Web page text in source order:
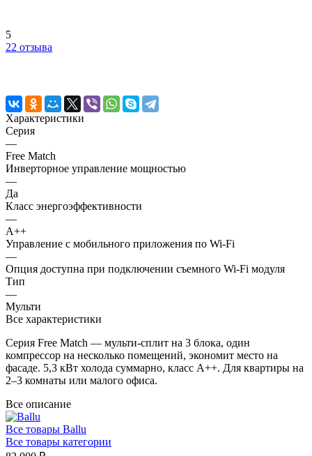
5
22 отзыва
Характеристики
Серия
—
Free Match
Инверторное управление мощностью
—
Да
Класс энергоэффективности
—
A++
Управление c мобильного приложения по Wi-Fi
—
Опция доступна при подключении съемного Wi-Fi модуля
Тип
—
Мульти
Все характеристики
Серия Free Match — мульти-сплит на 3 блока, один
компрессор на несколько помещений, экономит место на
фасаде. 5,3 кВт холода суммарно, класс A++. Для квартиры на
2–3 комнаты или малого офиса.
Все описание
Все товары Ballu
Все товары категории